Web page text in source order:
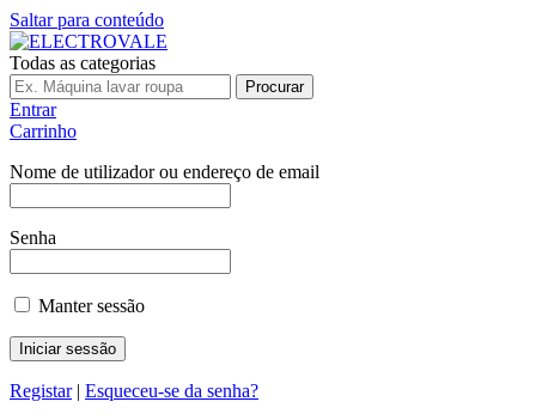
Saltar para conteúdo
Todas as categorias
Procurar
Entrar
Carrinho
Nome de utilizador ou endereço de email
Senha
Manter sessão
Registar| Esqueceu-se da senha?